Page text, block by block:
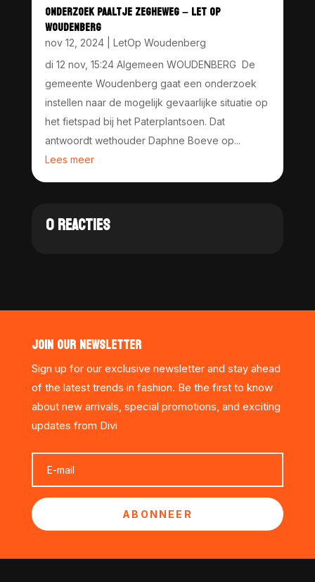
ONDERZOEK PAALTJE ZEGHEWEG – LET OP
WOUDENBERG
nov 12, 2024| LetOp Woudenberg
di 12 nov, 15:24 Algemeen WOUDENBERG De
gemeente Woudenberg gaat een onderzoek
instellen naar de mogelijk gevaarlijke situatie op
het fietspad bij het Paterplantsoen. Dat
antwoordt wethouder Daphne Boeve op...
Lees meer
0 REACTIES
JOIN OUR NEWSLETTER
Sign up for our exclusive newsletter and stay ahead
of the latest trends in fashion. Be the first to know
about new arrivals, special promotions, and exciting
updates from Divi
ABONNEER